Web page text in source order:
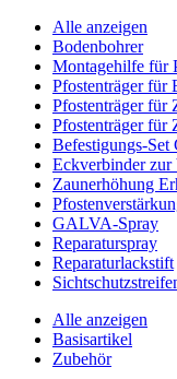
Alle anzeigen
Bodenbohrer
Montagehilfe für
Pfostenträger für
Pfostenträger für
Pfostenträger für
Befestigungs-Set
Eckverbinder zur
Zaunerhöhung
GALVA-Spray
Reparaturspray
Reparaturlackstift
Alle anzeigen
Basisartikel
Zubehör